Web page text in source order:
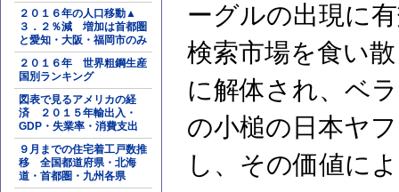
２０１６年の人口移動▲
３．２％減 増加は首都圏
と愛知・大阪・福岡市のみ
２０１６年 世界粗鋼生産
国別ランキング
図表で見るアメリカの経
済 ２０１５年輸出入・
GDP・失業率・消費支出
９月までの住宅着工戸数推
移 全国都道府県・北海
道・首都圏・九州各県
ーグルの出現に
検索市場を食い
に解体され、ベ
の小槌の日本ヤ
し、その価値に